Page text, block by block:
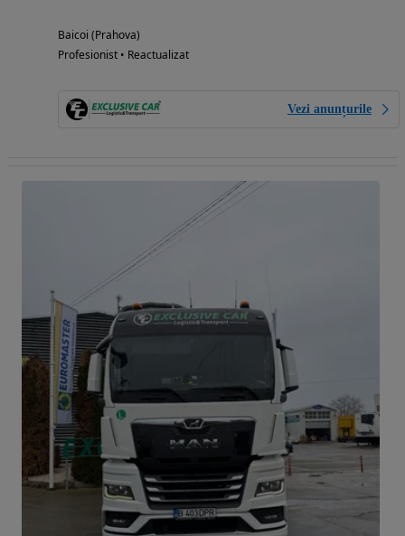
Baicoi (Prahova)
Profesionist • Reactualizat
Vezi anunțurile